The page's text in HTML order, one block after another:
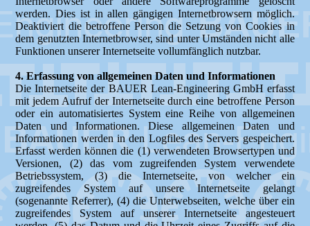
werden. Dies ist in allen gängigen Internetbrowsern möglich.
Deaktiviert die betroffene Person die Setzung von Cookies in
dem genutzten Internetbrowser, sind unter Umständen nicht alle
Funktionen unserer Internetseite vollumfänglich nutzbar.
4. Erfassung von allgemeinen Daten und Informationen
Die Internetseite der BAUER Lean-Engineering GmbH erfasst
mit jedem Aufruf der Internetseite durch eine betroffene Person
oder ein automatisiertes System eine Reihe von allgemeinen
Daten und Informationen. Diese allgemeinen Daten und
Informationen werden in den Logfiles des Servers gespeichert.
Erfasst werden können die (1) verwendeten Browsertypen und
Versionen, (2) das vom zugreifenden System verwendete
Betriebssystem, (3) die Internetseite, von welcher ein
zugreifendes System auf unsere Internetseite gelangt
(sogenannte Referrer), (4) die Unterwebseiten, welche über ein
zugreifendes System auf unserer Internetseite angesteuert